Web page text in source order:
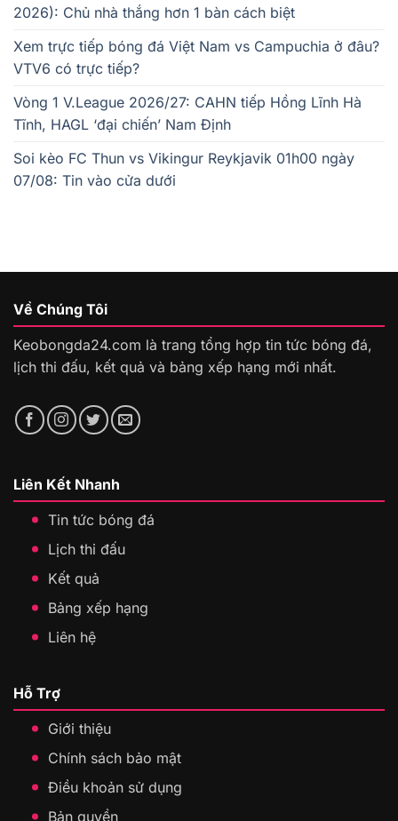
2026): Chủ nhà thắng hơn 1 bàn cách biệt
Xem trực tiếp bóng đá Việt Nam vs Campuchia ở đâu?
VTV6 có trực tiếp?
Vòng 1 V.League 2026/27: CAHN tiếp Hồng Lĩnh Hà
Tĩnh, HAGL ‘đại chiến’ Nam Định
Soi kèo FC Thun vs Vikingur Reykjavik 01h00 ngày
07/08: Tin vào cửa dưới
Về Chúng Tôi
Keobongda24.com là trang tổng hợp tin tức bóng đá,
lịch thi đấu, kết quả và bảng xếp hạng mới nhất.
Liên Kết Nhanh
Tin tức bóng đá
Lịch thi đấu
Kết quả
Bảng xếp hạng
Liên hệ
Hỗ Trợ
Giới thiệu
Chính sách bảo mật
Điều khoản sử dụng
Bản quyền